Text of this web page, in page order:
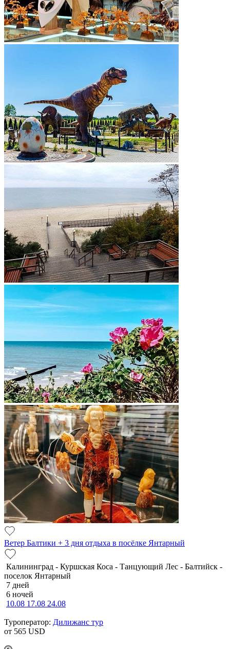
Ветер Балтики + 3 дня отдыха в посёлке Янтарный
Калининград - Куршская Коса - Танцующий Лес - Балтийск -
поселок Янтарный
7 дней
6 ночей
10.08 17.08 24.08
Туроператор: Дилижанс тур
от 565 USD